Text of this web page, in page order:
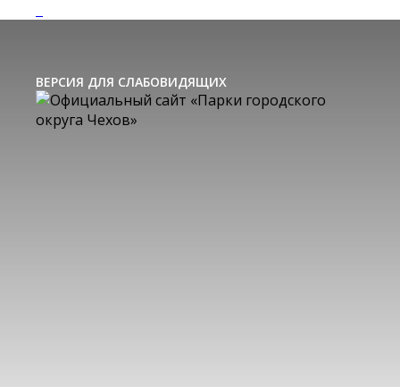
ВЕРСИЯ ДЛЯ СЛАБОВИДЯЩИХ